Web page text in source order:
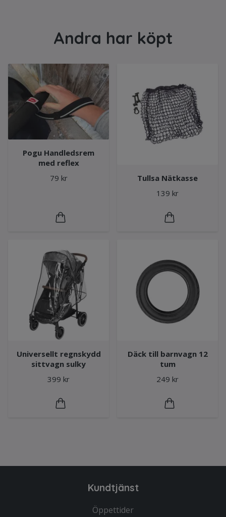
Andra har köpt
Pogu Handledsrem
med reflex
79 kr
Tullsa Nätkasse
139 kr
Universellt regnskydd
sittvagn sulky
399 kr
Däck till barnvagn 12
tum
249 kr
Kundtjänst
Öppettider